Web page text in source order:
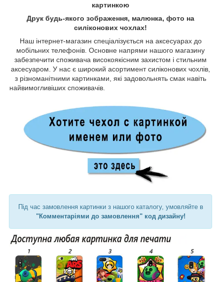
картинкою
Друк будь-якого зображення, малюнка, фото на
силіконових чохлах!
Наш інтернет-магазин спеціалізується на аксесуарах до
мобільних телефонів. Основне напрями нашого магазину
забезпечити споживача високоякісним захистом і стильним
аксесуаром. У нас є широкий асортимент силіконових чохлів,
з різноманітними картинками, які задовольнять смак навіть
найвимогливіших споживачів.
Під час замовлення картинки з нашого каталогу, умовляйте в
"Комментаріями до замовлення" код дизайну!